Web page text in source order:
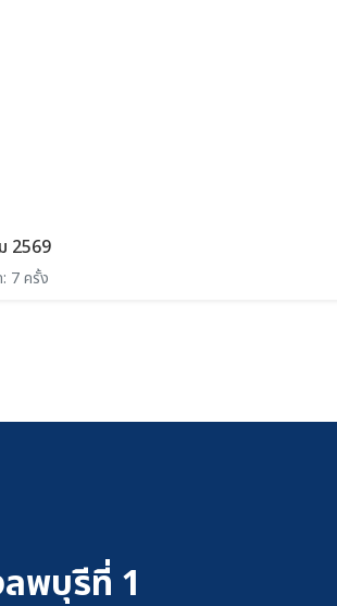
2569
7 ครั้ง
พบุรีที่ 1